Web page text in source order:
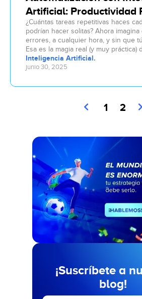
Artificial: Productividad
¿Cuántas tareas repetitivas haces
podrían hacer solitas? Ahora
errores, a cualquier hora, y sin que
Esa es la magia real (y muy práctica)
Inteligencia Artificial.
junio 30, 2025
1 2
¡Suscríbete a
blog!